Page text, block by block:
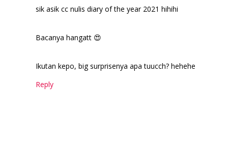
sik asik cc nulis diary of the year 2021 hihihi
Bacanya hangatt 😍
Ikutan kepo, big surprisenya apa tuucch? hehehe
Reply